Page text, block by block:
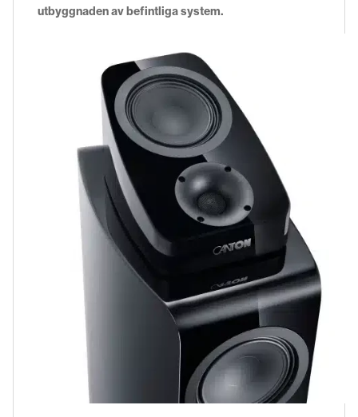
utbyggnaden av befintliga system.